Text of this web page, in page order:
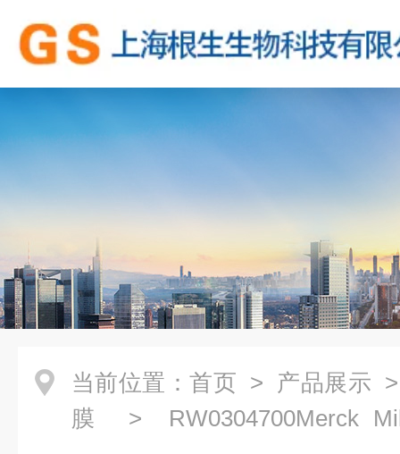
当前位置： 首页 > 产品展示
膜
> RW0304700Merck